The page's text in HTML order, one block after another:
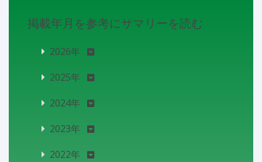
掲載年月を参考にサマリーを読む
2026年
2025年
2024年
2023年
2022年